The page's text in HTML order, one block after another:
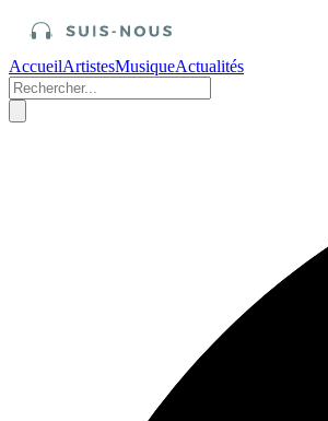
AccueilArtistesMusiqueActualités